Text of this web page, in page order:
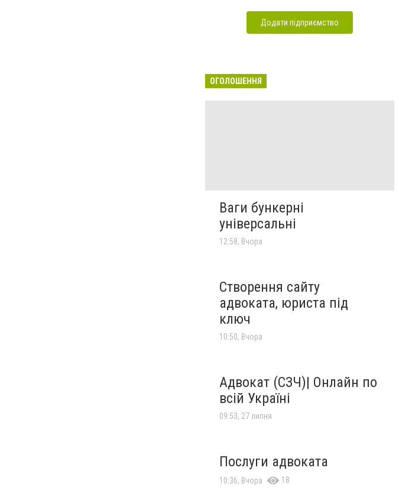
Додати підприємство
ОГОЛОШЕННЯ
Ваги бункерні
універсальні
12:58, Вчора
Створення сайту
адвоката, юриста під
ключ
10:50, Вчора
Адвокат (СЗЧ)| Онлайн по
всій Україні
09:53, 27 липня
Послуги адвоката
10:36, Вчора 18